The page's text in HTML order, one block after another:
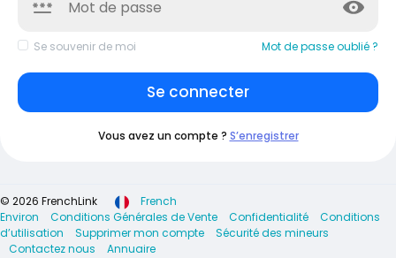
Se souvenir de moi Mot de passe oublié ?
Se connecter
Vous avez un compte ? S’enregistrer
© 2026 FrenchLink
French
Environ
Conditions Générales de Vente Confidentialité
Conditions
d’utilisation
Supprimer mon compte
Sécurité des mineurs
Contactez nous
Annuaire